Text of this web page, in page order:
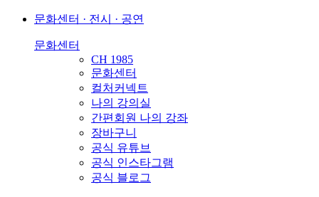
문화센터 · 전시 · 공연
문화센터
CH 1985
문화센터
컬처커넥트
나의 강의실
간편회원 나의 강좌
장바구니
공식 유튜브
공식 인스타그램
공식 블로그